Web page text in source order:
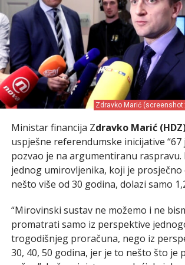
Zdravko Marić
Ministar financija Zdravko Marić
uspješne referendumske inicijative “67
pozvao je na argumentiranu raspravu.
jednog umirovljenika, koji je
nešto više od 30 godina, dolazi samo
“Mirovinski sustav ne možemo i ne
promatrati samo iz perspektive
trogodišnjeg proračuna, nego iz
30, 40, 50 godina, jer je to nešto što je